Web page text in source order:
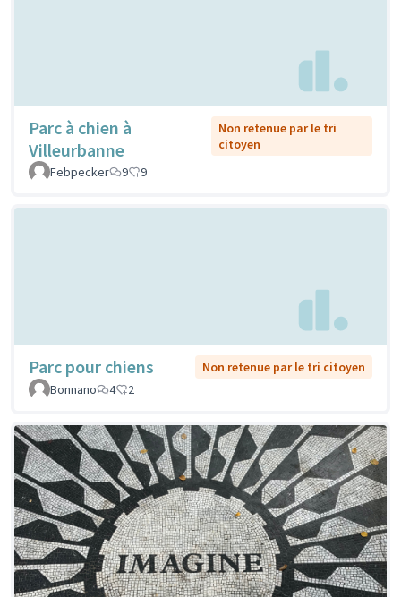
Parc à chien à
Villeurbanne
Non retenue par le tri
citoyen
Febpecker
9 9
Parc pour chiens
Non retenue par le tri citoyen
Bonnano
4 2